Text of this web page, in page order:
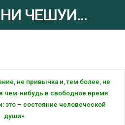
ЧЕШУИ...
не привычка и, тем более, не
чем-нибудь в свободное время.
это – состояние человеческой
души».